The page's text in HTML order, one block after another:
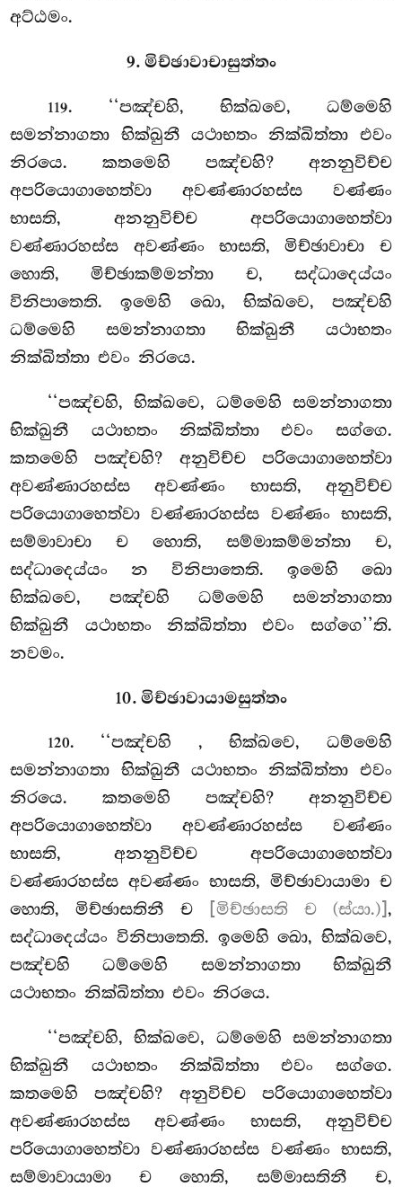
අට්ඨමං.
9. මිච්ඡාවාචාසුත්තං
119. ‘‘පඤ්චහි, භික්ඛවෙ, ධම්මෙහි
සමන්නාගතා භික්ඛුනී යථාභතං නික්ඛිත්තා එවං
නිරයෙ. කතමෙහි පඤ්චහි? අනනුවිච්ච
අපරියොගාහෙත්වා අවණ්ණාරහස්ස වණ්ණං
භාසති, අනනුවිච්ච අපරියොගාහෙත්වා
වණ්ණාරහස්ස අවණ්ණං භාසති, මිච්ඡාවාචා ච
හොති, මිච්ඡාකම්මන්තා ච, සද්ධාදෙය්යං
විනිපාතෙති. ඉමෙහි ඛො, භික්ඛවෙ, පඤ්චහි
ධම්මෙහි සමන්නාගතා භික්ඛුනී යථාභතං
නික්ඛිත්තා එවං නිරයෙ.
‘‘පඤ්චහි, භික්ඛවෙ, ධම්මෙහි සමන්නාගතා
භික්ඛුනී යථාභතං නික්ඛිත්තා එවං සග්ගෙ.
කතමෙහි පඤ්චහි? අනුවිච්ච පරියොගාහෙත්වා
අවණ්ණාරහස්ස අවණ්ණං භාසති, අනුවිච්ච
පරියොගාහෙත්වා වණ්ණාරහස්ස වණ්ණං භාසති,
සම්මාවාචා ච හොති, සම්මාකම්මන්තා ච,
සද්ධාදෙය්යංන විනිපාතෙති. ඉමෙහි ඛො
භික්ඛවෙ, පඤ්චහි ධම්මෙහි සමන්නාගතා
භික්ඛුනී යථාභතං නික්ඛිත්තා එවං සග්ගෙ’’ති.
නවමං.
10. මිච්ඡාවායාමසුත්තං
120. ‘‘පඤ්චහි , භික්ඛවෙ, ධම්මෙහි
සමන්නාගතා භික්ඛුනී යථාභතං නික්ඛිත්තා එවං
නිරයෙ. කතමෙහි පඤ්චහි? අනනුවිච්ච
අපරියොගාහෙත්වා අවණ්ණාරහස්ස වණ්ණං
භාසති, අනනුවිච්ච අපරියොගාහෙත්වා
වණ්ණාරහස්ස අවණ්ණං භාසති, මිච්ඡාවායාමා ච
හොති, මිච්ඡාසතිනී ච
[මිච්ඡාසති ච (ස්යා.)] ,
සද්ධාදෙය්යං විනිපාතෙති. ඉමෙහිඛො, භික්ඛවෙ,
පඤ්චහි ධම්මෙහි සමන්නාගතා භික්ඛුනී
යථාභතං නික්ඛිත්තා එවං නිරයෙ.
‘‘පඤ්චහි, භික්ඛවෙ, ධම්මෙහි සමන්නාගතා
භික්ඛුනී යථාභතං නික්ඛිත්තා එවං සග්ගෙ.
කතමෙහි පඤ්චහි? අනුවිච්ච පරියොගාහෙත්වා
අවණ්ණාරහස්ස අවණ්ණං භාසති, අනුවිච්ච
පරියොගාහෙත්වා වණ්ණාරහස්ස වණ්ණං භාසති,
සම්මාවායාමා ච හොති, සම්මාසතිනී ච,